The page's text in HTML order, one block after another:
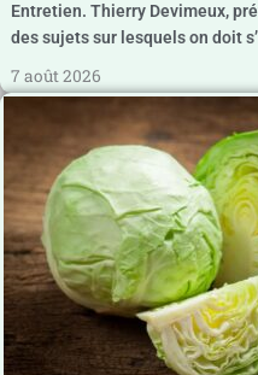
Entretien. Thierry Devimeux,
des sujets sur lesquels on doit
7 août 2026